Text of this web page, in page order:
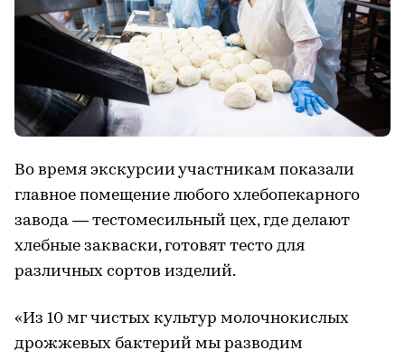
Во время экскурсии участникам показали
главное помещение любого хлебопекарного
завода — тестомесильный цех, где делают
хлебные закваски, готовят тесто для
различных сортов изделий.
«Из 10 мг чистых культур молочнокислых
дрожжевых бактерий мы разводим